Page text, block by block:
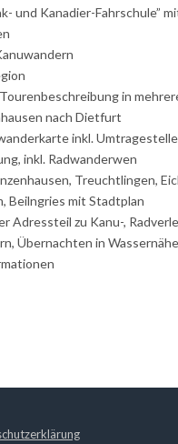
und Kanadier-Fahrschule”
in
nach Dietfurt
inkl.
inkl. Radwanderwen
Treuchtlingen,
Beilngries mit Stadtplan
Adressteil zu Kanu-,
Übernachten in